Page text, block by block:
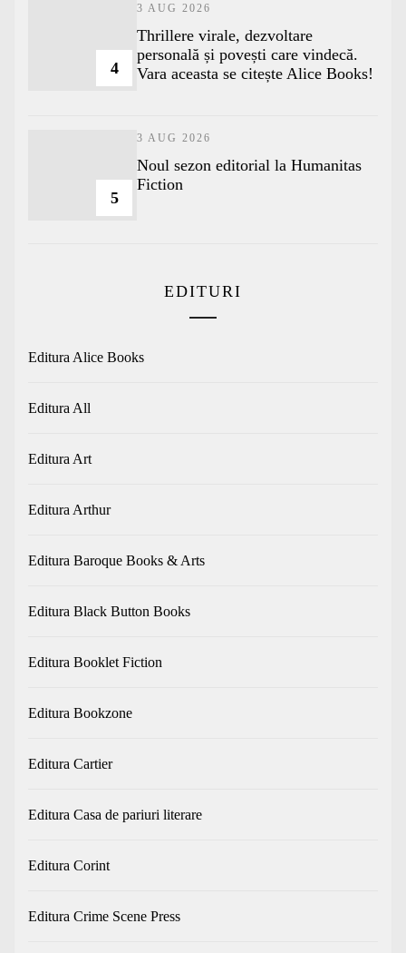
4
3 AUG 2026
Thrillere virale, dezvoltare
personală și povești care vindecă.
Vara aceasta se citește Alice Books!
5
3 AUG 2026
​Noul sezon editorial la Humanitas
Fiction
EDITURI
Editura Alice Books
Editura All
Editura Art
Editura Arthur
Editura Baroque Books & Arts
Editura Black Button Books
Editura Booklet Fiction
Editura Bookzone
Editura Cartier
Editura Casa de pariuri literare
Editura Corint
Editura Crime Scene Press